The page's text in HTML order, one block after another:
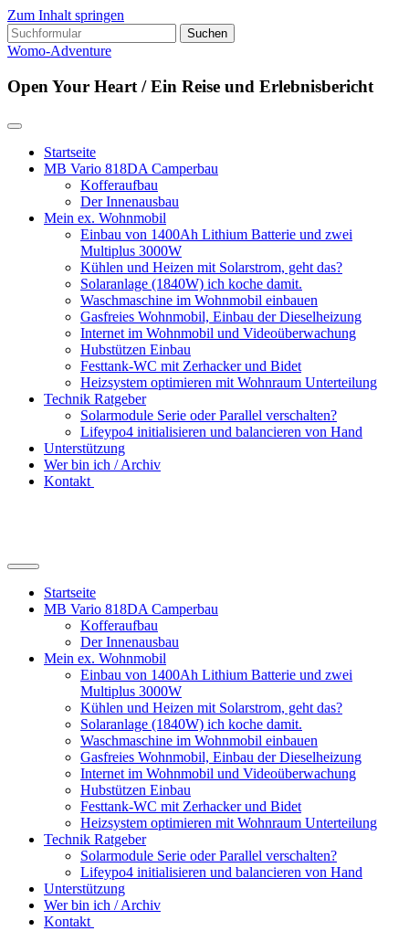
Zum Inhalt springen
Suchen
nach:
Womo-Adventure
Open Your Heart / Ein Reise und Erlebnisbericht
Startseite
MB Vario 818DA Camperbau
Kofferaufbau
Der Innenausbau
Mein ex. Wohnmobil
Einbau von 1400Ah Lithium Batterie und zwei
Multiplus 3000W
Kühlen und Heizen mit Solarstrom, geht das?
Solaranlage (1840W) ich koche damit.
Waschmaschine im Wohnmobil einbauen
Gasfreies Wohnmobil, Einbau der Dieselheizung
Internet im Wohnmobil und Videoüberwachung
Hubstützen Einbau
Festtank-WC mit Zerhacker und Bidet
Heizsystem optimieren mit Wohnraum Unterteilung
Technik Ratgeber
Solarmodule Serie oder Parallel verschalten?
Lifeypo4 initialisieren und balancieren von Hand
Unterstützung
Wer bin ich / Archiv
Kontakt
Suchfeld
ein-/ausblenden
Startseite
MB Vario 818DA Camperbau
Kofferaufbau
Der Innenausbau
Mein ex. Wohnmobil
Einbau von 1400Ah Lithium Batterie und zwei
Multiplus 3000W
Kühlen und Heizen mit Solarstrom, geht das?
Solaranlage (1840W) ich koche damit.
Waschmaschine im Wohnmobil einbauen
Gasfreies Wohnmobil, Einbau der Dieselheizung
Internet im Wohnmobil und Videoüberwachung
Hubstützen Einbau
Festtank-WC mit Zerhacker und Bidet
Heizsystem optimieren mit Wohnraum Unterteilung
Technik Ratgeber
Solarmodule Serie oder Parallel verschalten?
Lifeypo4 initialisieren und balancieren von Hand
Unterstützung
Wer bin ich / Archiv
Kontakt